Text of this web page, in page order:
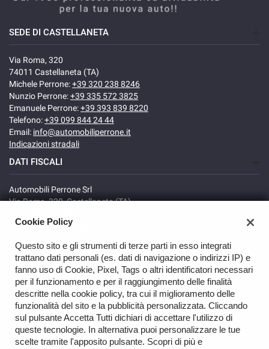
SEDE DI CASTELLANETA
Via Roma, 320
74011 Castellaneta (TA)
Michele Perrone:+39 320 238 8246
Nunzio Perrone:+39 335 572 3825
Emanuele Perrone:+39 393 839 8220
Telefono:+39 099 844 24 44
Email: info@automobiliperrone.it
Indicazioni stradali
DATI FISCALI
Automobili Perrone Srl
Via Roma, 320, Castellaneta (TA)
Registro delle imprese: TA
Copyright © 2026 Automobili Perrone Srl - VAT 02735640738 -
Cookie Policy
Questo sito e gli strumenti di terze parti in esso integrati
trattano dati personali (es. dati di navigazione o indirizzi IP) e
fanno uso di Cookie, Pixel, Tags o altri identificatori necessari
per il funzionamento e per il raggiungimento delle finalità
descritte nella cookie policy, tra cui il miglioramento delle
funzionalità del sito e la pubblicità personalizzata. Cliccando
sul pulsante Accetta Tutti dichiari di accettare l'utilizzo di
queste tecnologie. In alternativa puoi personalizzare le tue
scelte tramite l'apposito pulsante. Scopri di più e